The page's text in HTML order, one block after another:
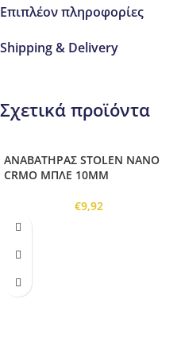
Επιπλέον πληροφορίες
Shipping & Delivery
Σχετικά προϊόντα
ΑΝΑΒΑΤΗΡΑΣ STOLEN NANO
CRMO ΜΠΛΕ 10MM
€9,92